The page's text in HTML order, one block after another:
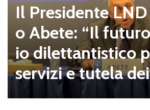
Il Presidente
o Abete: “Il
io dilettantistico
servizi e tutela